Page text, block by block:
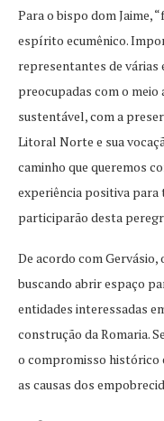
Para o bispo dom Jaime,
espírito ecumênico.
representantes de várias
preocupadas com o meio
sustentável, com a
Litoral Norte e sua
caminho que queremos
experiência positiva para
participarão desta
De acordo com
buscando abrir espaço
entidades interessadas
construção da Romaria.
o compromisso histórico
as causas dos